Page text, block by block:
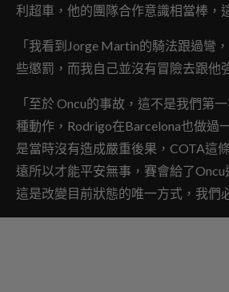
利超車，他的團隊合作意識相當棒，
「我看到Jorge Martin的騎法跟過彎
些懲罰，而我自己並沒有冒險去跟他
「至於 Oncu的事故，這不是我們第
種動作，Rodrigo在Barcelona也做過
是當時沒有造成嚴重後果，COTA這
遠所以才能平安無事，賽會給了Oncu
這是改變目前狀態的唯一方式，我們